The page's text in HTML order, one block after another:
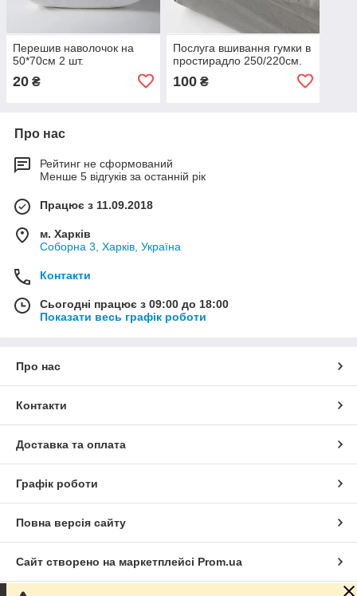
Перешив наволочок на
50*70см 2 шт.
20 ₴
Послуга вшивання гумки в
простирадло 250/220см.
100₴
Про нас
Рейтинг не сформований
Менше 5 відгуків за останній рік
Працює з 11.09.2018
м. Харків
Соборна 3, Харків, Україна
Контакти
Сьогодні працює з 09:00 до 18:00
Показати весь графік роботи
Про нас
Контакти
Доставка та оплата
Графік роботи
Повна версія сайту
Сайт створено на маркетплейсі Prom.ua